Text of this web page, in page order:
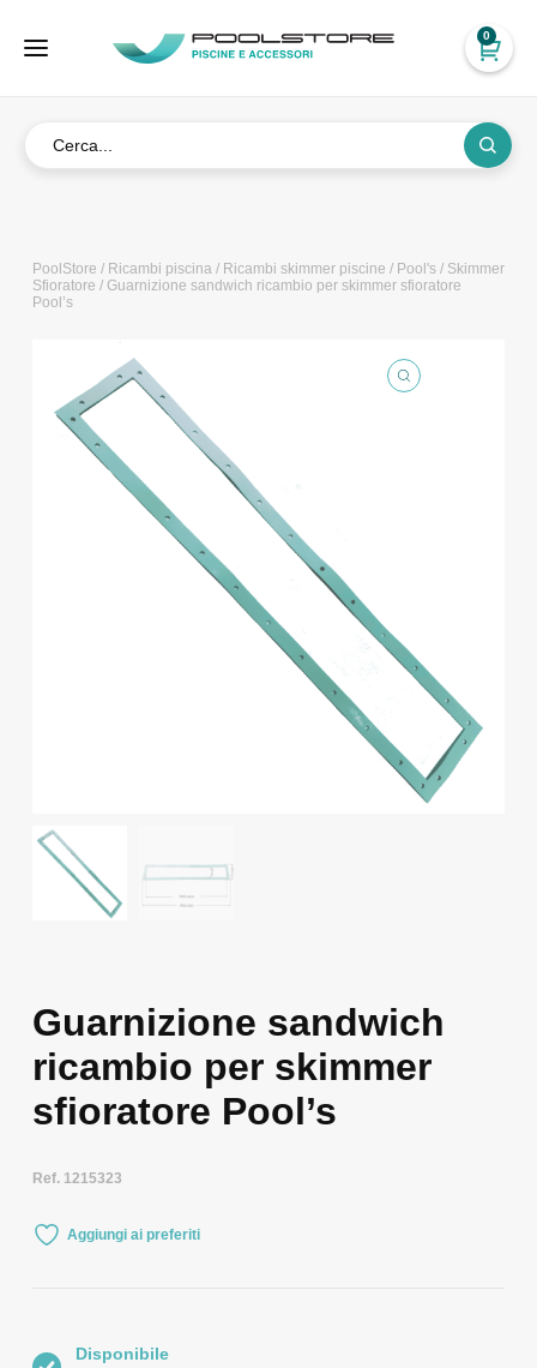
0
PoolStore / Ricambi piscina/ Ricambi skimmer piscine / Pool's/ Skimmer
Sfioratore / Guarnizione sandwich ricambio per skimmer sfioratore
Pool’s
Guarnizione sandwich
ricambio per skimmer
sfioratore Pool’s
Ref. 1215323
Aggiungi ai preferiti
Disponibile